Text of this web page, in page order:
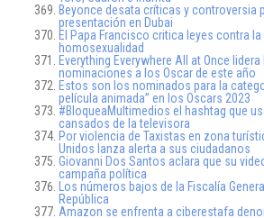
Beyonce desata críticas y controversia
presentación en Dubai
El Papa Francisco critica leyes contra la
homosexualidad
Everything Everywhere All at Once
nominaciones a los Oscar de este año
Estos son los nominados para la
película animada” en los Oscars 2023
#BloqueaMultimedios el hashtag que
cansados de la televisora
Por violencia de Taxistas en zona
Unidos lanza alerta a sus ciudadanos
Giovanni Dos Santos aclara que su
campaña política
Los números bajos de la Fiscalía
República
Amazon se enfrenta a ciberestafa